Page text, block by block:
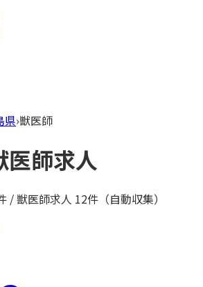
県›獣医師
医師求人
/獣医師求人 12件（自動収集）